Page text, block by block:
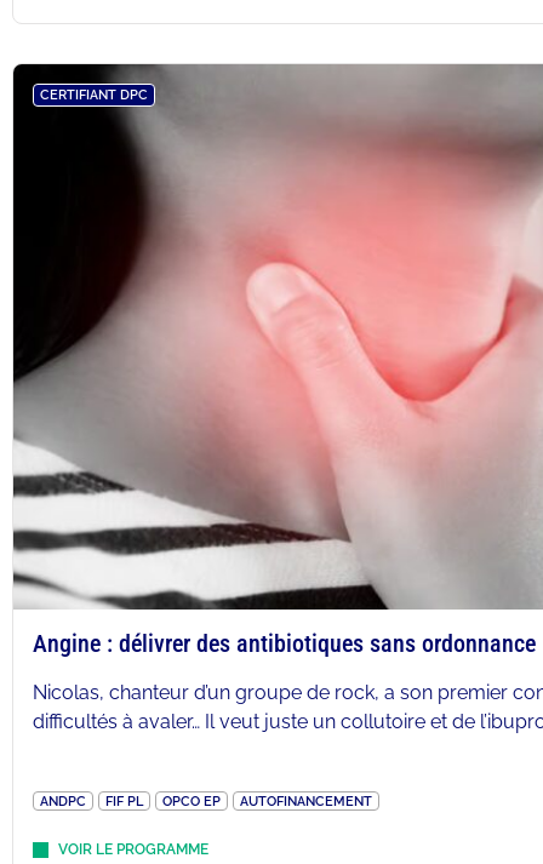
CERTIFIANT DPC
Angine : délivrer des antibiotiques sans ordonnance
Nicolas, chanteur d’un groupe de rock, a son premier
difficultés à avaler… Il veut juste un collutoire et de
ANDPC FIF PL OPCO EP AUTOFINANCEMENT
VOIR LE PROGRAMME